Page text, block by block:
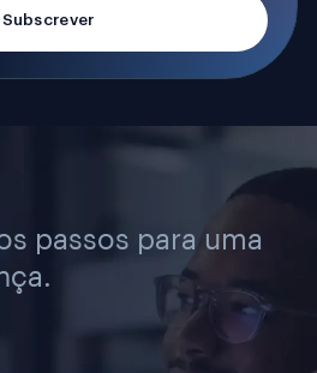
passos para uma